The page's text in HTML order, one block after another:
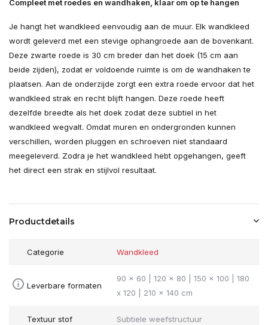
Compleet met roedes en wandhaken, klaar om op te hangen
Je hangt het wandkleed eenvoudig aan de muur. Elk wandkleed
wordt geleverd met een stevige ophangroede aan de bovenkant.
Deze zwarte roede is 30 cm breder dan het doek (15 cm aan
beide zijden), zodat er voldoende ruimte is om de wandhaken te
plaatsen. Aan de onderzijde zorgt een extra roede ervoor dat het
wandkleed strak en recht blijft hangen. Deze roede heeft
dezelfde breedte als het doek zodat deze subtiel in het
wandkleed wegvalt. Omdat muren en ondergronden kunnen
verschillen, worden pluggen en schroeven niet standaard
meegeleverd. Zodra je het wandkleed hebt opgehangen, geeft
het direct een strak en stijlvol resultaat.
Productdetails
Categorie Wandkleed
Leverbare formaten
90 x 60 | 120 x 80 | 150 x 100 | 180
x 120 | 210 x 140 cm
Textuur stof Subtiele weefstructuur